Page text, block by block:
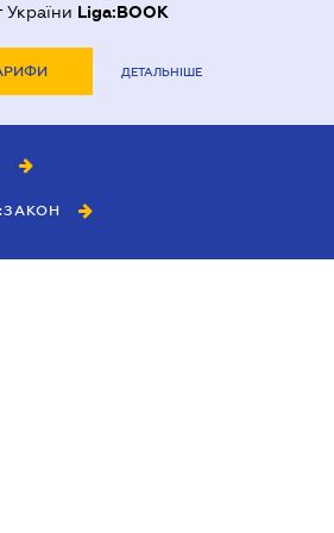
України Liga:BOOK
ДЕТАЛЬНІШЕ